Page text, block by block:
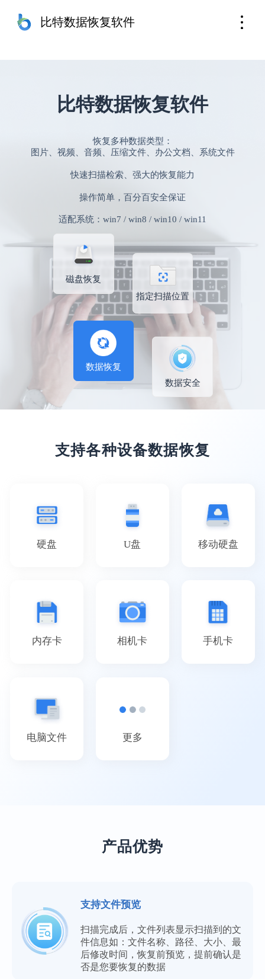
比特数据恢复软件
比特数据恢复软件
恢复多种数据类型：
图片、视频、音频、压缩文件、办公文档、系统文件
快速扫描检索、强大的恢复能力
操作简单，百分百安全保证
适配系统：win7 / win8 / win10 / win11
磁盘恢复
指定扫描位置
数据恢复
数据安全
支持各种设备数据恢复
硬盘 U盘 移动硬盘
内存卡 相机卡 手机卡
电脑文件 更多
产品优势
支持文件预览
扫描完成后，文件列表显示扫描到的文
件信息如：文件名称、路径、大小、最
后修改时间，恢复前预览，提前确认是
否是您要恢复的数据